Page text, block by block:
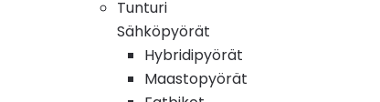
Tunturi
Sähköpyörät
Hybridipyörät
Maastopyörät